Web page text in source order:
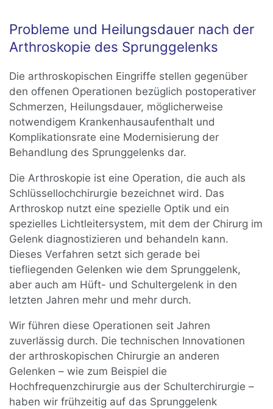
Probleme und Heilungsdauer nach der
Arthroskopie des Sprunggelenks
Die arthroskopischen Eingriffe stellen gegenüber
den offenen Operationen bezüglich postoperativer
Schmerzen, Heilungsdauer, möglicherweise
notwendigem Krankenhausaufenthalt und
Komplikationsrate eine Modernisierung der
Behandlung des Sprunggelenks dar.
Die Arthroskopie ist eine Operation, die auch als
Schlüssellochchirurgie bezeichnet wird. Das
Arthroskop nutzt eine spezielle Optik und ein
spezielles Lichtleitersystem, mit dem der Chirurg im
Gelenk diagnostizieren und behandeln kann.
Dieses Verfahren setzt sich gerade bei
tiefliegenden Gelenken wie dem Sprunggelenk,
aber auch am Hüft- und Schultergelenk in den
letzten Jahren mehr und mehr durch.
Wir führen diese Operationen seit Jahren
zuverlässig durch. Die technischen Innovationen
der arthroskopischen Chirurgie an anderen
Gelenken – wie zum Beispiel die
Hochfrequenzchirurgie aus der Schulterchirurgie –
haben wir frühzeitig auf das Sprunggelenk